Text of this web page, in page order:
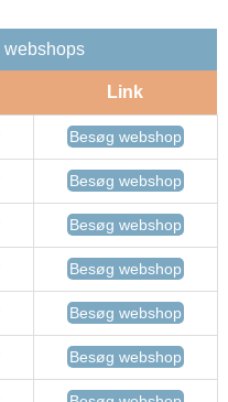
webshops
Link
Besøg webshop
Besøg webshop
Besøg webshop
Besøg webshop
Besøg webshop
Besøg webshop